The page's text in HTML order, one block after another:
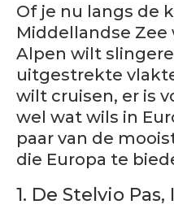
Of je nu langs de
Middellandse
Alpen wilt
uitgestrekte
wilt cruisen, er is
wel wat wils in
paar van de
die Europa te
1. De Stelvio Pas,